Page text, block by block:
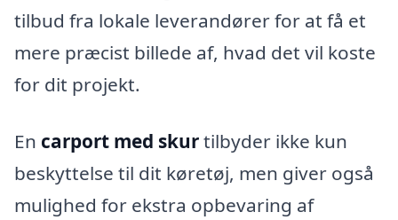
tilbud fra lokale leverandører for at få et
mere præcist billede af, hvad det vil koste
for dit projekt.
En carport med skurtilbyder ikke kun
beskyttelse til dit køretøj, men giver også
mulighed for ekstra opbevaring af